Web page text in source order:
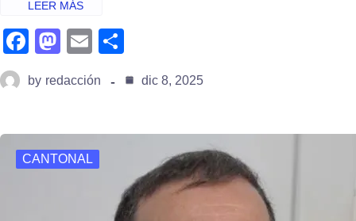
fa
e
o
o
m
st
d
o
e
ail ar
by redacción dic 8, 2025
CANTONAL